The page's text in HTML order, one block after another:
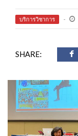
บริการวิชาการ
SHARE: